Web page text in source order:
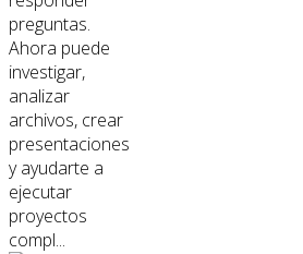
preguntas.
Ahora puede
investigar,
analizar
archivos, crear
presentaciones
y ayudarte a
ejecutar
proyectos
compl...